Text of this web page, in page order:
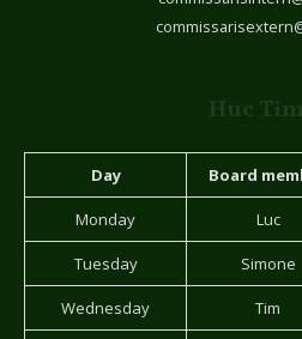
Huc
Day Board
Monday Luc
Tuesday Simone
Wednesday Tim